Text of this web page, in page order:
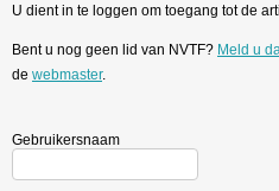
U dient in te loggen om toegang tot de
Bent u nog geen lid van NVTF? Meld u
de webmaster.
Gebruikersnaam